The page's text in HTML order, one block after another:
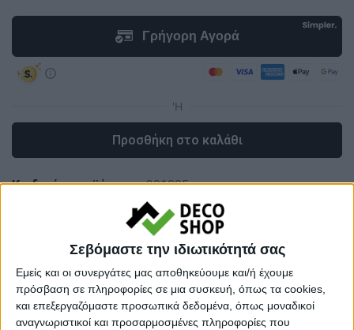
Σεβόμαστε την ιδιωτικότητά σας
Εμείς και οι συνεργάτες μας αποθηκεύουμε και/ή έχουμε
πρόσβαση σε πληροφορίες σε μια συσκευή, όπως τα cookies,
και επεξεργαζόμαστε προσωπικά δεδομένα, όπως μοναδικοί
αναγνωριστικοί και προσαρμοσμένες πληροφορίες που
Προσθήκη στο καλάθι
Κωδικός προϊόντος :391005
Κάνε μια ερώτηση Share
Κατηγορία:
ΝΤΟΥΛΑΠΕΣ
Tag:
ΝΤΟΥΛΑΠΕΣ
Μάρκα:Megapap